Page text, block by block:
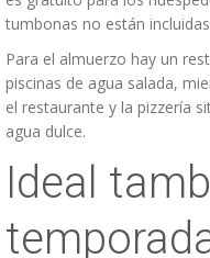
tumbonas no están
Para el almuerzo hay un
piscinas de agua salada,
el restaurante y la pizzería
agua dulce.
Ideal